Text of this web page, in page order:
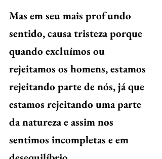
Mas em seu mais profundo
sentido, causa tristeza porque
quando excluímos ou
rejeitamos os homens, estamos
rejeitando parte de nós, já que
estamos rejeitando uma parte
da natureza e assim nos
sentimos incompletas e em